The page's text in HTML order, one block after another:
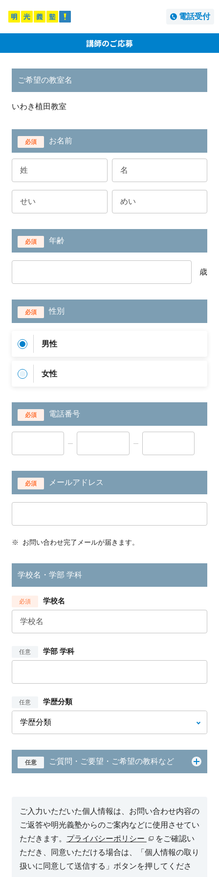
電話受付
講師のご応募
ご希望の教室名
いわき植田教室
必須 お名前
必須 年齢
歳
必須 性別
男性
女性
必須 電話番号
必須 メールアドレス
※ お問い合わせ完了メールが届きます。
学校名・学部 学科
必須 学校名
任意 学部 学科
任意 学歴分類
任意 ご質問・ご要望・ご希望の教科など
ご入力いただいた個人情報は、お問い合わせ内容の
ご返答や明光義塾からのご案内などに使用させてい
ただきます。 プライバシーポリシー
をご確認い
ただき、同意いただける場合は、「個人情報の取り
扱いに同意して送信する」ボタンを押してくださ